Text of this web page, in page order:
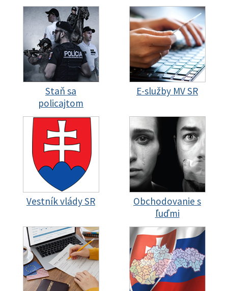
Staň sa
policajtom
E-služby MV SR
Vestník vlády SR
Obchodovanie s
ľuďmi